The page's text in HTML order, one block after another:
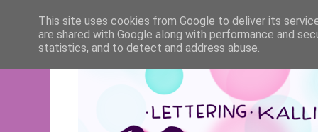
This site uses cookies from Google to deliver its
are shared with Google along with performance and
statistics, and to detect and address abuse.